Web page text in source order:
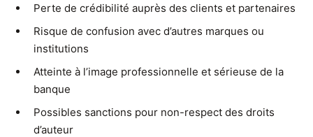
Perte de crédibilité auprès des clients et partenaires
Risque de confusion avec d’autres marques ou
institutions
Atteinte à l’image professionnelle et sérieuse de la
banque
Possibles sanctions pour non-respect des droits
d’auteur